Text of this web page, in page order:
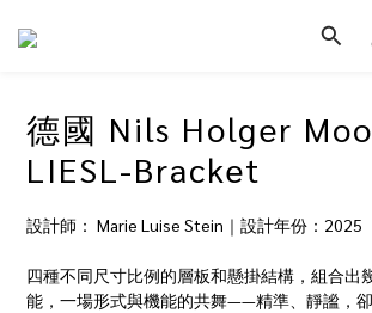
德國 Nils Holger
LIESL-Bracket
設計師： Marie Luise Stein｜設計年份：2025
四種不同尺寸比例的層板和懸掛結構，組合出
能，一場形式與機能的共舞——精準、靜謐，卻